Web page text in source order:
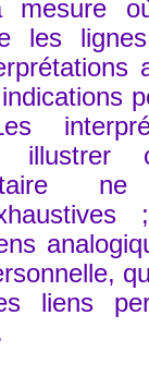
mesure
les
illustrer
liens